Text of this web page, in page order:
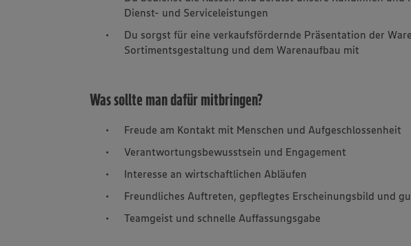
Dienst- und Serviceleistungen
Du sorgst für eine verkaufsfördernde Präsentation der
Sortimentsgestaltung und dem Warenaufbau mit
Was sollte man dafür mitbringen?
Freude am Kontakt mit Menschen und Aufgeschlossenheit
Verantwortungsbewusstsein und Engagement
Interesse an wirtschaftlichen Abläufen
Freundliches Auftreten, gepflegtes Erscheinungsbild und
Teamgeist und schnelle Auffassungsgabe